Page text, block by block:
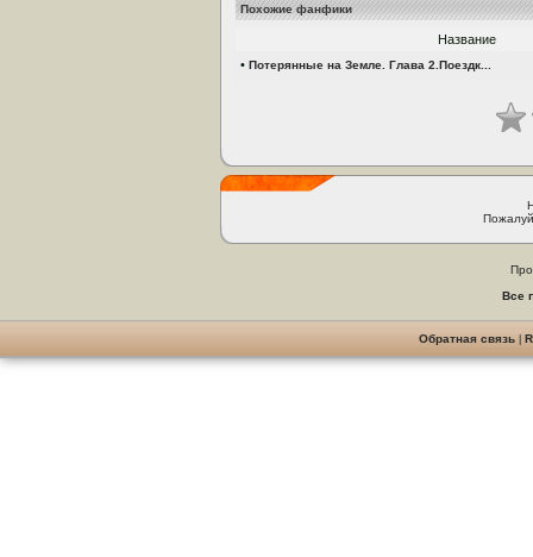
Похожие фанфики
Название
• Потерянные на Земле. Глава 2.Поездк...
Все
Обратная связь